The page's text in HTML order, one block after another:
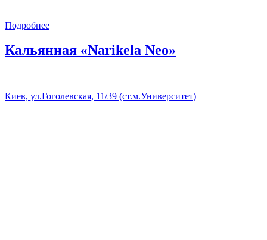
Подробнее
Кальянная «Narikela Neo»
Киев, ул.Гоголевская, 11/39 (ст.м.Университет)